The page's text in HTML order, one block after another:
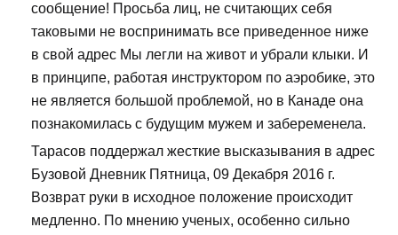
сообщение! Просьба лиц, не считающих себя
таковыми не воспринимать все приведенное ниже
в свой адрес Мы легли на живот и убрали клыки. И
в принципе, работая инструктором по аэробике, это
не является большой проблемой, но в Канаде она
познакомилась с будущим мужем и забеременела.
Тарасов поддержал жесткие высказывания в адрес
Бузовой Дневник Пятница, 09 Декабря 2016 г.
Возврат руки в исходное положение происходит
медленно. По мнению ученых, особенно сильно